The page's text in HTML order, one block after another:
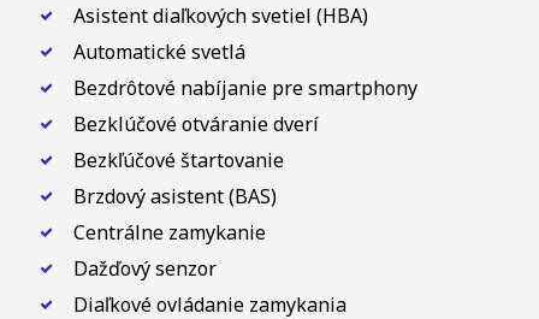
Asistent diaľkových svetiel (HBA)
Automatické svetlá
Bezdrôtové nabíjanie pre smartphony
Bezklúčové otváranie dverí
Bezkľúčové štartovanie
Brzdový asistent (BAS)
Centrálne zamykanie
Dažďový senzor
Diaľkové ovládanie zamykania